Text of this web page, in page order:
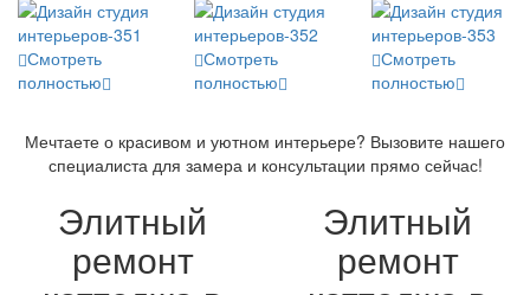
Смотреть
полностью
Смотреть
полностью
Смотреть
полностью
Мечтаете о красивом и уютном интерьере? Вызовите нашего
специалиста для замера и консультации прямо сейчас!
Элитный
ремонт
Элитный
ремонт